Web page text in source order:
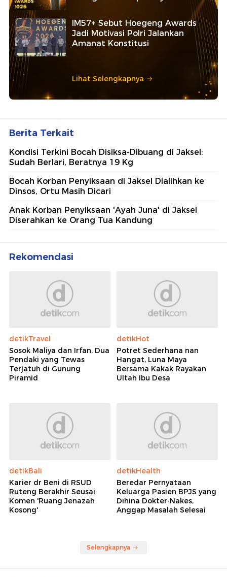
IM57+ Sebut Hoegeng Awards
Jadi Motivasi Polri Jalankan
Amanat Konstitusi
Lihat Selengkapnya
Berita Terkait
Kondisi Terkini Bocah Disiksa-Dibuang di Jaksel:
Sudah Berlari, Beratnya 19 Kg
Bocah Korban Penyiksaan di Jaksel Dialihkan ke
Dinsos, Ortu Masih Dicari
Anak Korban Penyiksaan 'Ayah Juna' di Jaksel
Diserahkan ke Orang Tua Kandung
Rekomendasi
detikTravel
Sosok Maliya dan Irfan, Dua
Pendaki yang Tewas
Terjatuh di Gunung
Piramid
detikHot
Potret Sederhana nan
Hangat, Luna Maya
Bersama Kakak Rayakan
Ultah Ibu Desa
detikBali
Karier dr Beni di RSUD
Ruteng Berakhir Seusai
Komen 'Ruang Jenazah
Kosong'
detikHealth
Beredar Pernyataan
Keluarga Pasien BPJS yang
Dihina Dokter-Nakes,
Anggap Masalah Selesai
Selengkapnya